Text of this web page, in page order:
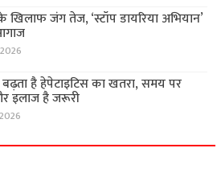
खिलाफ जंग तेज, ‘स्टॉप डायरिया अभियान’
है हेपेटाइटिस का खतरा, समय पर
इलाज है जरूरी